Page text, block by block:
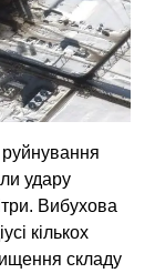
удару
Вибухова
кількох
складу